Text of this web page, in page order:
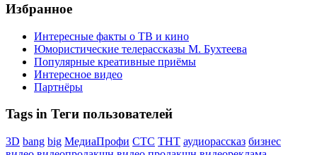
Избранное
Интересные факты о ТВ и кино
Юмористические телерассказы М. Бухтеева
Популярные креативные приёмы
Интересное видео
Партнёры
Tags in Теги пользователей
3D bang big МедиаПрофи СТС ТНТ аудиорассказ бизнес